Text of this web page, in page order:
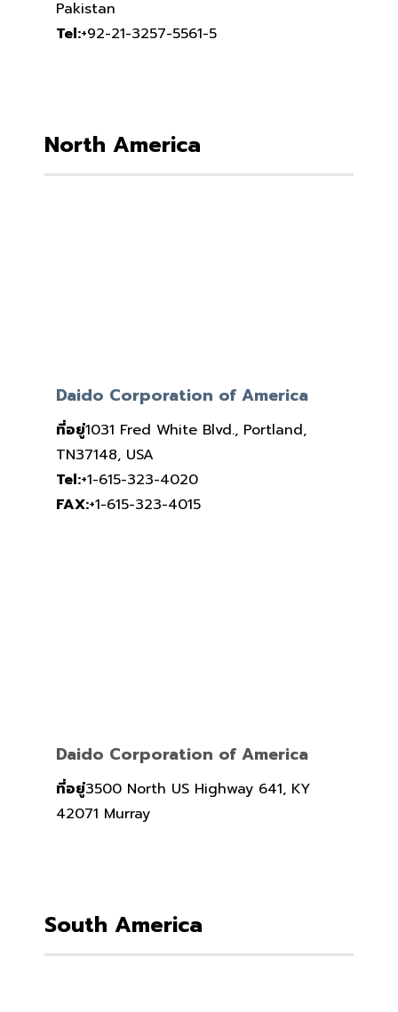
Pakistan
Tel:+92-21-3257-5561-5
North America
Daido Corporation of America
ที่อยู่1031 Fred White Blvd., Portland,
TN37148, USA
Tel:+1-615-323-4020
FAX:+1-615-323-4015
Daido Corporation of America
ที่อยู่3500 North US Highway 641, KY
42071 Murray
South America